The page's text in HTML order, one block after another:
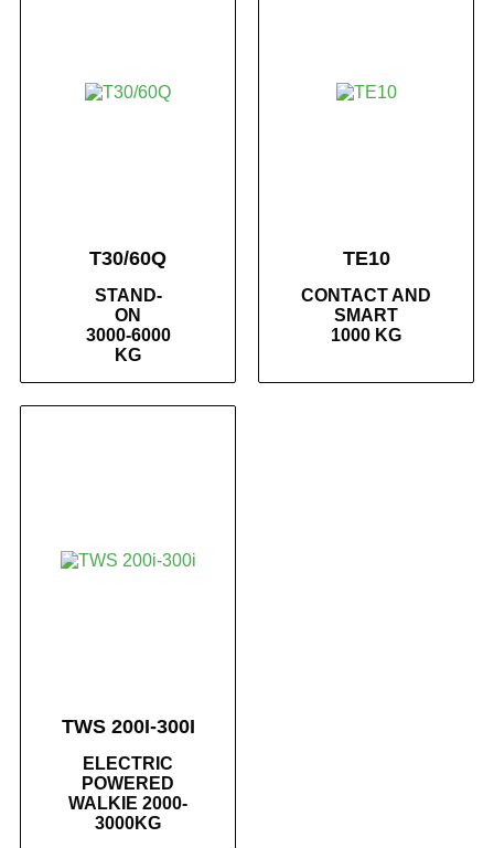
T30/60Q
STAND-
ON
3000-6000
KG
TE10
CONTACT AND
SMART
1000 KG
TWS 200I-300I
ELECTRIC
POWERED
WALKIE 2000-
3000KG